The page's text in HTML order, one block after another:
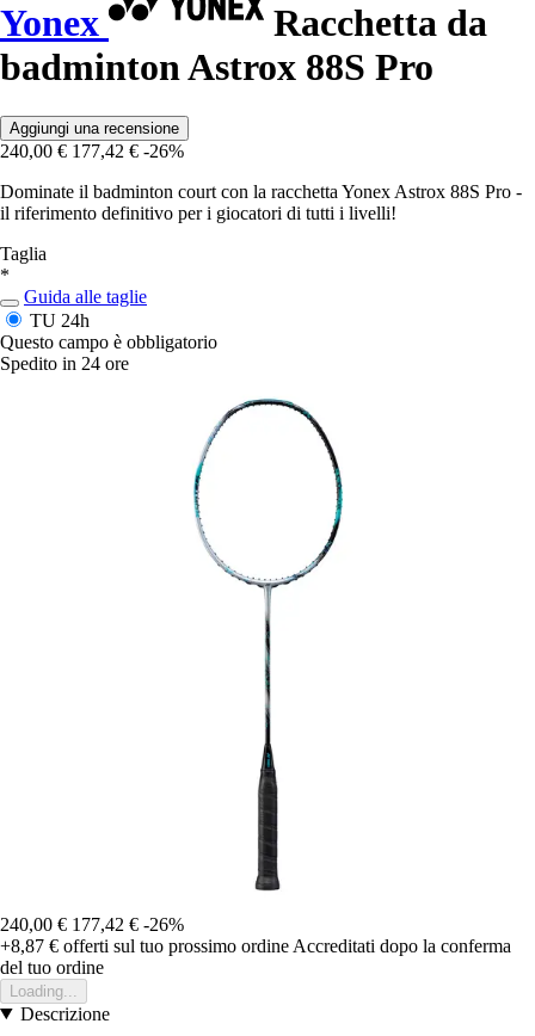
Yonex
Racchetta da
badminton Astrox 88S Pro
Aggiungi una recensione
240,00 € 177,42 € -26%
Dominate il badminton court con la racchetta Yonex Astrox 88S Pro -
il riferimento definitivo per i giocatori di tutti i livelli!
Taglia
*
Guida alle taglie
TU 24h
Questo campo è obbligatorio
Spedito in 24 ore
240,00 € 177,42 € -26%
+8,87 € offerti sul tuo prossimo ordine Accreditati dopo la conferma
del tuo ordine
Loading...
Descrizione